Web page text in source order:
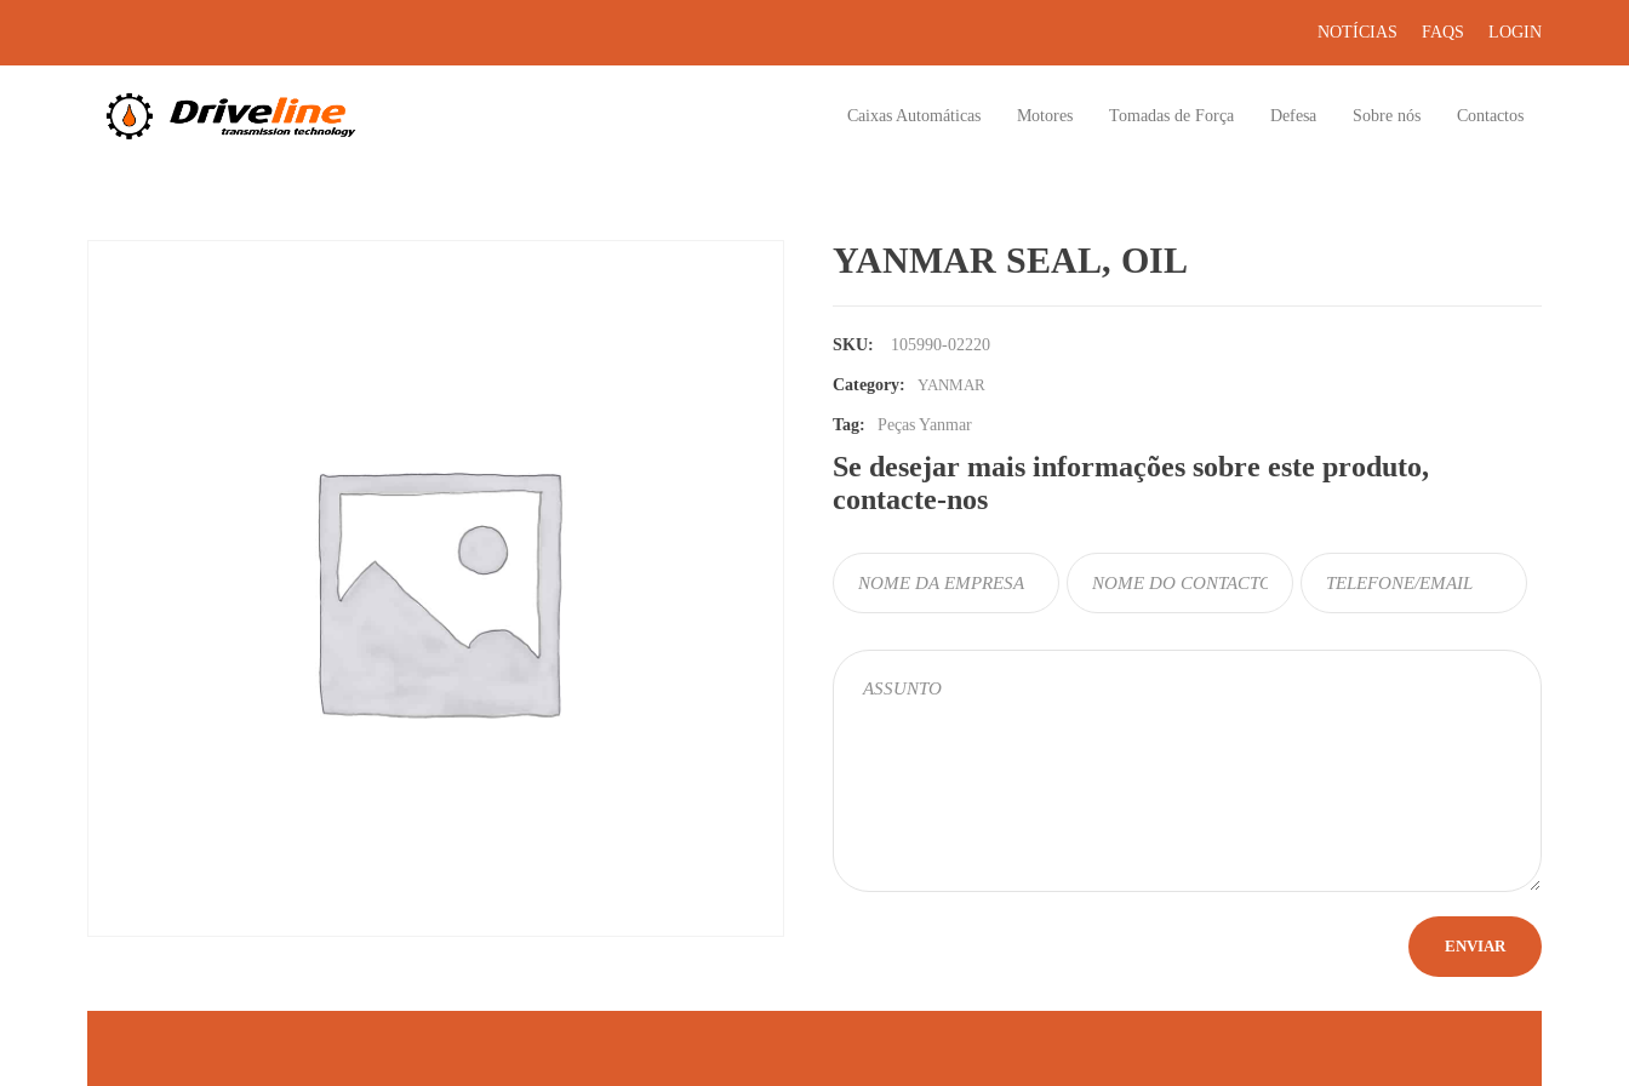
NOTÍCIAS FAQS LOGIN
Caixas Automáticas Motores Tomadas de Força Defesa Sobre nós Contactos
YANMAR SEAL, OIL
SKU: 105990-02220
Category: YANMAR
Tag: Peças Yanmar
Se desejar mais informações sobre este produto,
contacte-nos